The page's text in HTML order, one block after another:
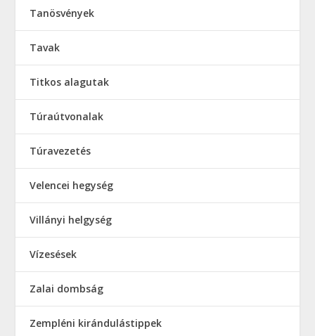
Tanösvények
Tavak
Titkos alagutak
Túraútvonalak
Túravezetés
Velencei hegység
Villányi helgység
Vízesések
Zalai dombság
Zempléni kirándulástippek